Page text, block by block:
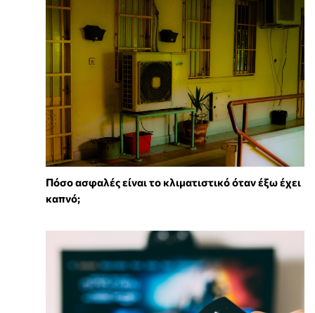
Πόσο ασφαλές είναι το κλιματιστικό όταν έξω έχει
καπνό;